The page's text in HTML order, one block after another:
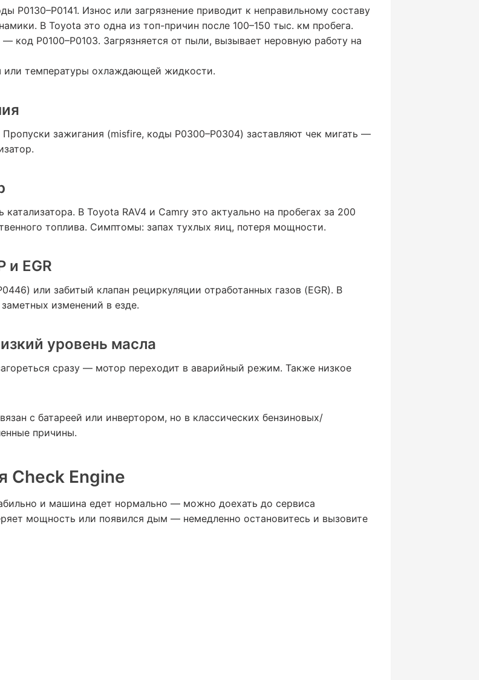
P0130–P0141. Износ или загрязнение приводит к неправильному составу
В Toyota это одна из топ-причин после 100–150 тыс. км пробега.
— код P0100–P0103. Загрязняется от пыли, вызывает неровную работу на
или температуры охлаждающей жидкости.
зажигания (misfire, коды P0300–P0304) заставляют чек мигать —
В Toyota RAV4 и Camry это актуально на пробегах за 200
топлива. Симптомы: запах тухлых яиц, потеря мощности.
и EGR
или забитый клапан рециркуляции отработанных газов (EGR). В
изменений в езде.
уровень масла
сразу — мотор переходит в аварийный режим. Также низкое
с батареей или инвертором, но в классических бензиновых/
причины.
Check Engine
и машина едет нормально — можно доехать до сервиса
мощность или появился дым — немедленно остановитесь и вызовите